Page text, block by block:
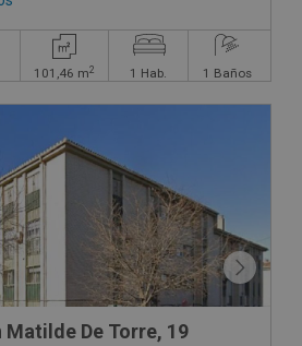
101,46 m2 1 Hab. 1 Baños
Matilde De Torre, 19